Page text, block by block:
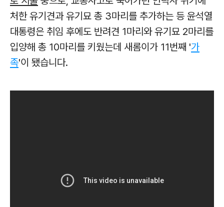
처한 유기견과 유기묘 총 3마리를 추가하는 등 윤석열
대통령은 취임 후에도 반려견 1마리와 유기묘 2마리를
입양해 총 10마리를 키웠는데 새롬이가 11번째 '가
족'이 됐습니다.